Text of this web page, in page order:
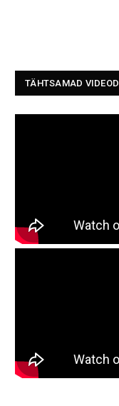
TÄHTSAMAD VIDEOD